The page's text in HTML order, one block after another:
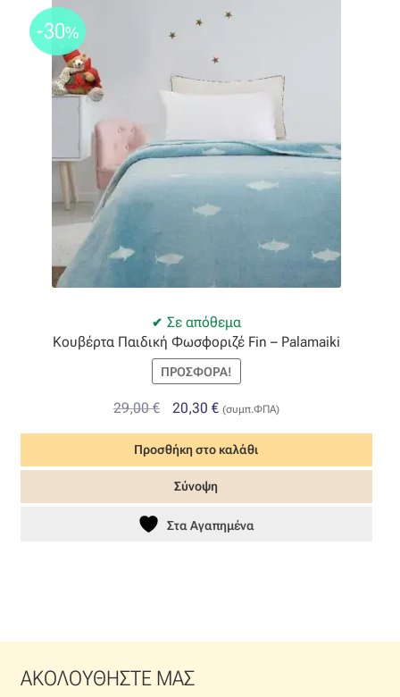
Σε απόθεμα
-30%
Κουβέρτα Παιδική Φωσφοριζέ Fin – Palamaiki
ΠΡΟΣΦΟΡΆ!
29,00€
Original
price
was:
29,00 €.
20,30 €Η
τρέχουσα
τιμή
είναι:
(συμπ.ΦΠΑ)
Προσθήκη στο καλάθι
Σύνοψη
Στα Αγαπημένα
ΑΚΟΛΟΥΘΗΣΤΕ ΜΑΣ